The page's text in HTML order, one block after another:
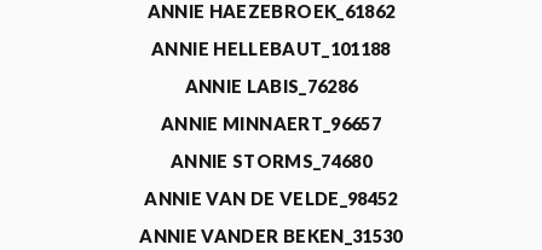
ANNIE HAEZEBROEK_61862
ANNIE HELLEBAUT_101188
ANNIE LABIS_76286
ANNIE MINNAERT_96657
ANNIE STORMS_74680
ANNIE VAN DE VELDE_98452
ANNIE VANDER BEKEN_31530